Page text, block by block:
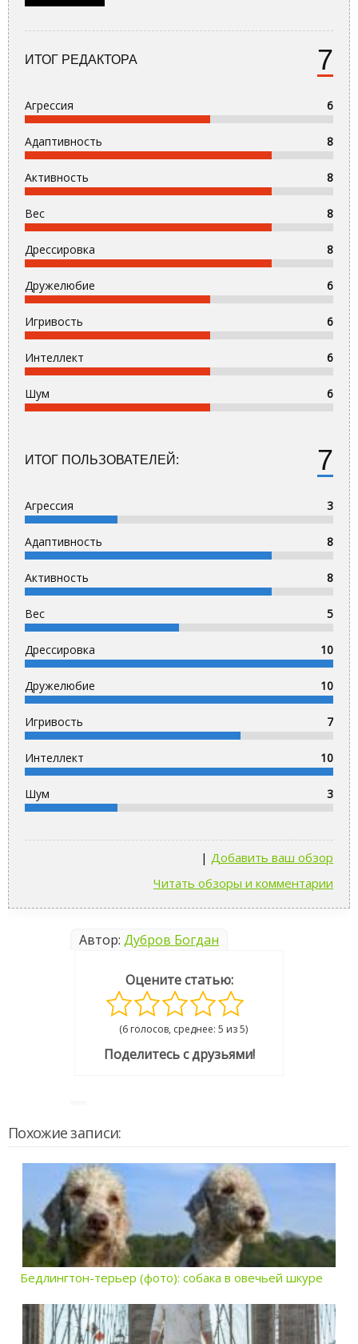
7
ИТОГ РЕДАКТОРА
Агрессия 6
Адаптивность 8
Активность 8
Вес 8
Дрессировка 8
Дружелюбие 6
Игривость 6
Интеллект 6
Шум 6
7
ИТОГ ПОЛЬЗОВАТЕЛЕЙ:
Агрессия 3
Адаптивность 8
Активность 8
Вес 5
Дрессировка 10
Дружелюбие 10
Игривость 7
Интеллект 10
Шум 3
Добавить ваш обзор
|
Читать обзоры и комментарии
Автор: Дубров Богдан
Оцените статью:
(6 голосов, среднее: 5 из 5)
Поделитесь с друзьями!
Похожие записи:
Бедлингтон-терьер (фото): собака в овечьей шкуре